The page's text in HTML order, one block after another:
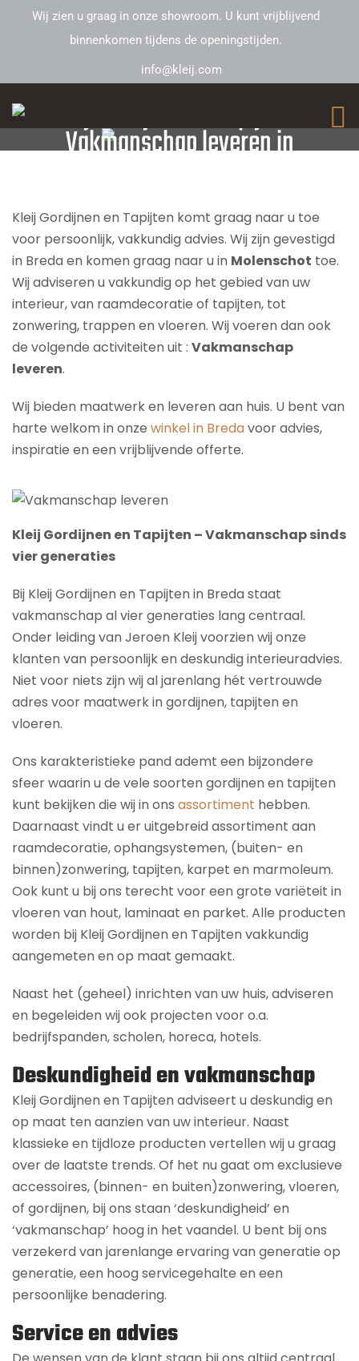
Wij zien u graag in onze showroom. U kunt vrijblijvend
binnenkomen tijdens de openingstijden.
info@kleij.com
Kleij Gordijnen en Tapijten –
Vakmanschap leveren in
Kleij Gordijnen en Tapijten komt graag naar u toe
voor persoonlijk, vakkundig advies. Wij zijn gevestigd
in Breda en komen graag naar u in Molenschot toe.
Wij adviseren u vakkundig op het gebied van uw
interieur, van raamdecoratie of tapijten, tot
zonwering, trappen en vloeren. Wij voeren dan ook
de volgende activiteiten uit : Vakmanschap
leveren.
Wij bieden maatwerk en leveren aan huis. U bent van
harte welkom in onze winkel in Bredavoor advies,
inspiratie en een vrijblijvende offerte.
Kleij Gordijnen en Tapijten – Vakmanschap sinds
vier generaties
Bij Kleij Gordijnen en Tapijten in Breda staat
vakmanschap al vier generaties lang centraal.
Onder leiding van Jeroen Kleij voorzien wij onze
klanten van persoonlijk en deskundig interieuradvies.
Niet voor niets zijn wij al jarenlang hét vertrouwde
adres voor maatwerk in gordijnen, tapijten en
vloeren.
Ons karakteristieke pand ademt een bijzondere
sfeer waarin u de vele soorten gordijnen en tapijten
kunt bekijken die wij in ons assortiment hebben.
Daarnaast vindt u er uitgebreid assortiment aan
raamdecoratie, ophangsystemen, (buiten- en
binnen)zonwering, tapijten, karpet en marmoleum.
Ook kunt u bij ons terecht voor een grote variëteit in
vloeren van hout, laminaat en parket. Alle producten
worden bij Kleij Gordijnen en Tapijten vakkundig
aangemeten en op maat gemaakt.
Naast het (geheel) inrichten van uw huis, adviseren
en begeleiden wij ook projecten voor o.a.
bedrijfspanden, scholen, horeca, hotels.
Deskundigheid en vakmanschap
Kleij Gordijnen en Tapijten adviseert u deskundig en
op maat ten aanzien van uw interieur. Naast
klassieke en tijdloze producten vertellen wij u graag
over de laatste trends. Of het nu gaat om exclusieve
accessoires, (binnen- en buiten)zonwering, vloeren,
of gordijnen, bij ons staan ‘deskundigheid’ en
‘vakmanschap’ hoog in het vaandel. U bent bij ons
verzekerd van jarenlange ervaring van generatie op
generatie, een hoog servicegehalte en een
persoonlijke benadering.
Service en advies